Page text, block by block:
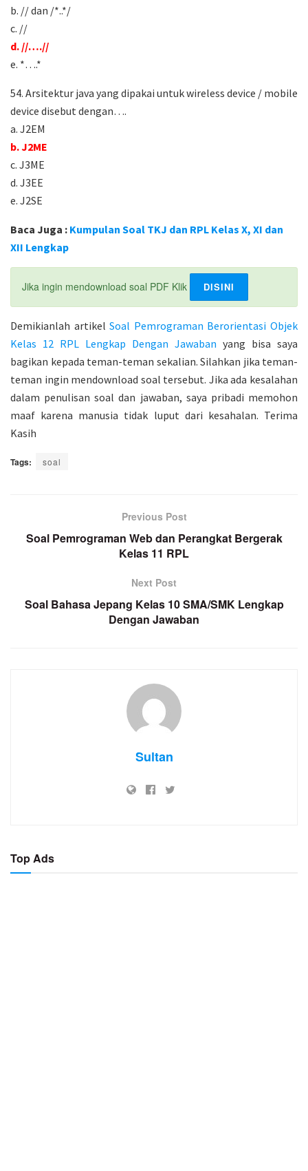
b. // dan /*..*/
c. //
d. //….//
e. *….*
54. Arsitektur java yang dipakai untuk wireless device / mobile
device disebut dengan….
a. J2EM
b. J2ME
c. J3ME
d. J3EE
e. J2SE
Baca Juga : Kumpulan Soal TKJ dan RPL Kelas X, XI dan
XII Lengkap
Jika ingin mendownload soal PDF Klik DISINI
Demikianlah artikelSoal Pemrograman Berorientasi Objek
Kelas 12 RPL Lengkap Dengan Jawaban yang bisa saya
bagikan kepada teman-teman sekalian. Silahkan jika teman-
teman ingin mendownload soal tersebut. Jika ada kesalahan
dalam penulisan soal dan jawaban, saya pribadi memohon
maaf karena manusia tidak luput dari kesahalan. Terima
Kasih
Tags: soal
Previous Post
Soal Pemrograman Web dan Perangkat Bergerak
Kelas 11 RPL
Next Post
Soal Bahasa Jepang Kelas 10 SMA/SMK Lengkap
Dengan Jawaban
Sultan
Top Ads